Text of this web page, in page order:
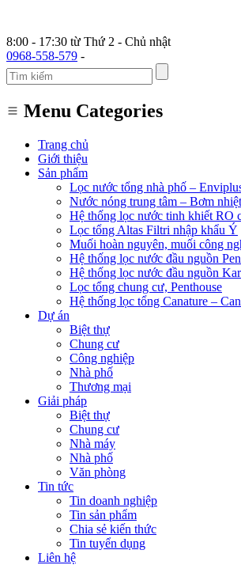
8:00 - 17:30 từ Thứ 2 - Chủ nhật
0968-558-579 -
Menu Categories
Trang chủ
Giới thiệu
Sản phẩm
Lọc nước tổng nhà phố –
Nước nóng trung tâm – Bơm
Hệ thống lọc nước tinh khiết RO
Lọc tổng Altas Filtri nhập khẩu Ý
Muối hoàn nguyên, muối công
Hệ thống lọc nước đầu nguồn
Hệ thống lọc nước đầu nguồn
Lọc tổng chung cư, Penthouse
Hệ thống lọc tổng Canature –
Dự án
Biệt thự
Chung cư
Công nghiệp
Nhà phố
Thương mại
Giải pháp
Biệt thự
Chung cư
Nhà máy
Nhà phố
Văn phòng
Tin tức
Tin doanh nghiệp
Tin sản phẩm
Chia sẻ kiến thức
Tin tuyển dụng
Liên hệ